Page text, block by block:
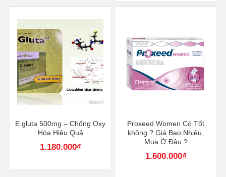
E gluta 500mg – Chống Oxy
Hóa Hiệu Quả
1.180.000₫
Proxeed Women Có Tốt
không ? Giá Bao Nhiêu,
Mua Ở Đâu ?
1.600.000₫